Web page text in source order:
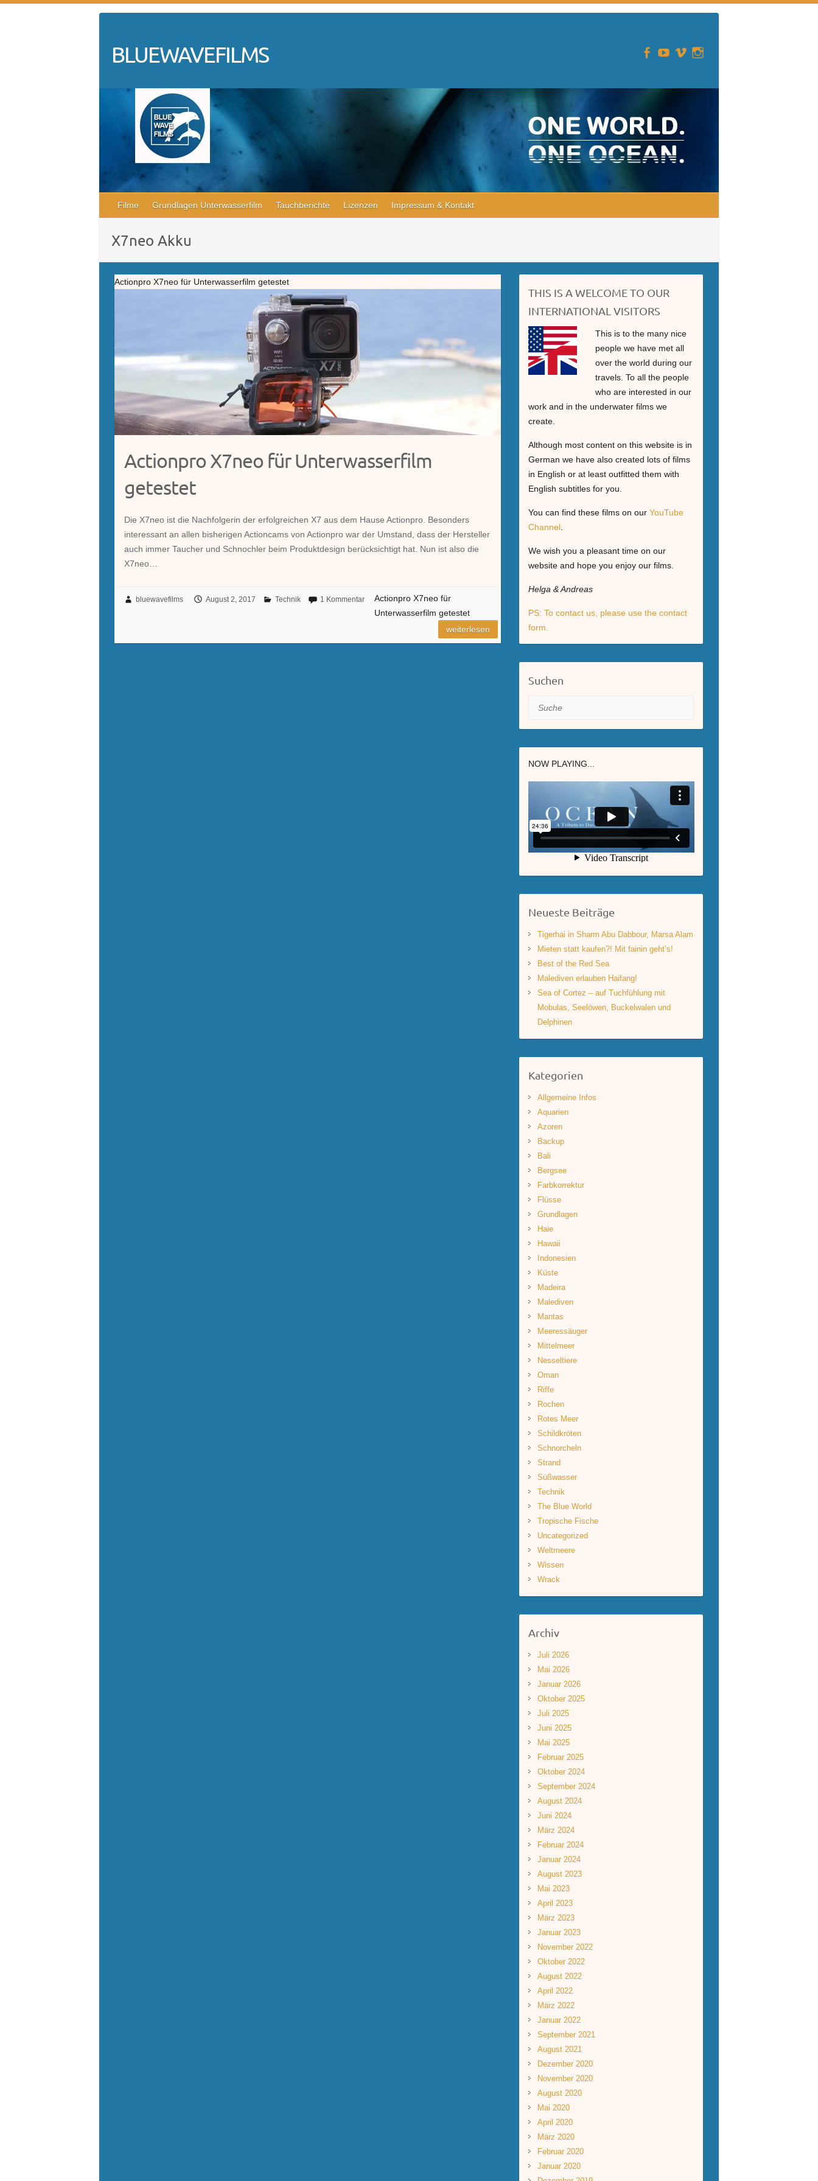
BLUEWAVEFILMS
Filme Grundlagen Unterwasserfilm Tauchberichte Lizenzen Impressum & Kontakt
X7neo Akku
Actionpro X7neo für Unterwasserfilm getestet
Actionpro X7neo für Unterwasserfilm
getestet
Die X7neo ist die Nachfolgerin der erfolgreichen X7 aus dem Hause Actionpro. Besonders
interessant an allen bisherigen Actioncams von Actionpro war der Umstand, dass der Hersteller
auch immer Taucher und Schnochler beim Produktdesign berücksichtigt hat. Nun ist also die
X7neo…
bluewavefilms August 2, 2017 Technik 1 Kommentar
Actionpro X7neo für
Unterwasserfilm getestet
weiterlesen
THIS IS A WELCOME TO OUR
INTERNATIONAL VISITORS
This is to the many nice
people we have met all
over the world during our
travels. To all the people
who are interested in our
work and in the underwater films we
create.
Although most content on this website is in
German we have also created lots of films
in English or at least outfitted them with
English subtitles for you.
You can find these films on our YouTube
Channel.
We wish you a pleasant time on our
website and hope you enjoy our films.
Helga & Andreas
PS: To contact us, please use the contact
form.
Suchen
Suche
NOW PLAYING...
Neueste Beiträge
Tigerhai in Sharm Abu Dabbour, Marsa Alam
Mieten statt kaufen?! Mit fainin geht’s!
Best of the Red Sea
Malediven erlauben Haifang!
Sea of Cortez – auf Tuchfühlung mit
Mobulas, Seelöwen, Buckelwalen und
Delphinen
Kategorien
Allgemeine Infos
Aquarien
Azoren
Backup
Bali
Bergsee
Farbkorrektur
Flüsse
Grundlagen
Haie
Hawaii
Indonesien
Küste
Madeira
Malediven
Mantas
Meeressäuger
Mittelmeer
Nesseltiere
Oman
Riffe
Rochen
Rotes Meer
Schildkröten
Schnorcheln
Strand
Süßwasser
Technik
The Blue World
Tropische Fische
Uncategorized
Weltmeere
Wissen
Wrack
Archiv
Juli 2026
Mai 2026
Januar 2026
Oktober 2025
Juli 2025
Juni 2025
Mai 2025
Februar 2025
Oktober 2024
September 2024
August 2024
Juni 2024
März 2024
Februar 2024
Januar 2024
August 2023
Mai 2023
April 2023
März 2023
Januar 2023
November 2022
Oktober 2022
August 2022
April 2022
März 2022
Januar 2022
September 2021
August 2021
Dezember 2020
November 2020
August 2020
Mai 2020
April 2020
März 2020
Februar 2020
Januar 2020